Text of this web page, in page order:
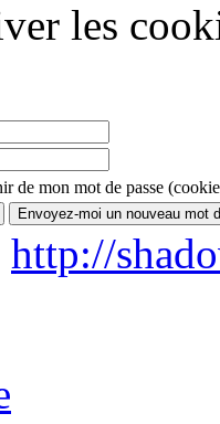
les
de mon mot de passe
http://